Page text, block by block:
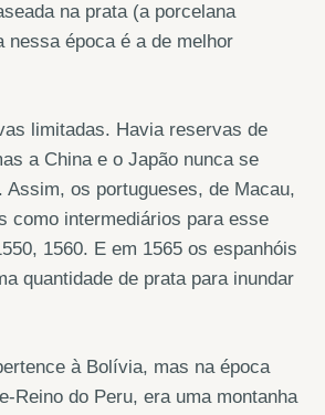
na prata (a porcelana
nessa época é a de melhor
limitadas. Havia reservas de
a China e o Japão nunca se
Assim, os portugueses, de Macau,
como intermediários para esse
1560. E em 1565 os espanhóis
quantidade de prata para inundar
à Bolívia, mas na época
Reino do Peru, era uma montanha